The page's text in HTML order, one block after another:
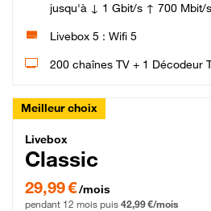
jusqu'à ↓ 1 Gbit/s ↑ 700 Mbit/s
Livebox 5 : Wifi 5
200 chaînes TV + 1 Décodeur
Meilleur choix
Livebox Classic Fibre
Livebox
Classic
29,99 € par mois pendant 12 mois puis
29,99 €/mois
pendant 12 mois puis 42,99 €/mois